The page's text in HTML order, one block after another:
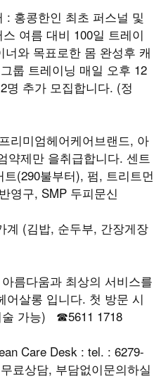
홍콩한인 최초 퍼스널 및
여름 대비 100일 트레이
와 목표로한 몸 완성후 캐
룹 트레이닝 매일 오후 12
명 추가 모집합니다. (정
리미엄헤어케어브랜드, 아
약제만 을취급합니다. 센트
(290불부터), 펌, 트리트먼
영구, SMP 두피문신
(김밥, 순두부, 간장게장
름다움과 최상의 서비스를
어살롱 입니다. 첫 방문 시
술 가능) ☎5611 1718
Care Desk : tel. : 6279-
료상담, 부담없이문의하실